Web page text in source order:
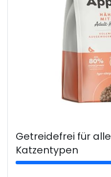
Getreidefrei für alle
Katzentypen